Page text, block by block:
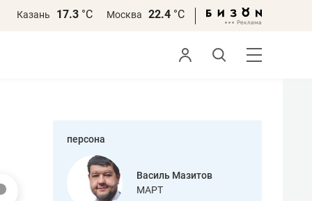
Казань 17.3 °С Москва 22.4 °С
персона
Василь Мазитов
МАРТ